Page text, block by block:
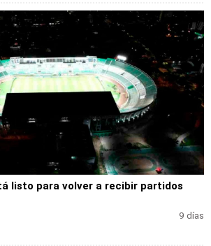
listo para volver a recibir partidos
9 días